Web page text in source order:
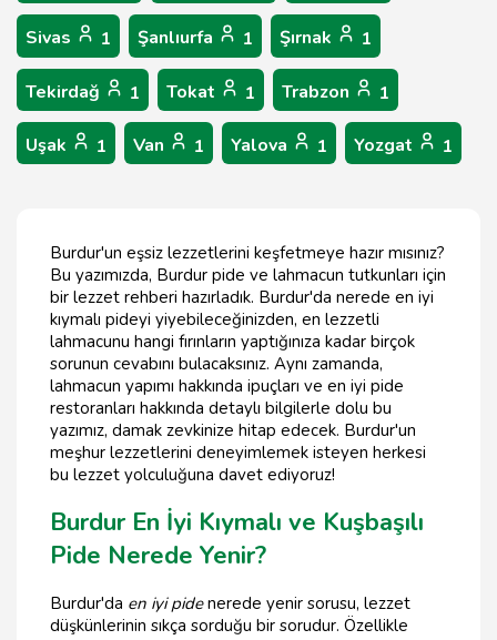
Sivas 1 Şanlıurfa 1 Şırnak 1
Tekirdağ 1 Tokat 1 Trabzon 1
Uşak 1 Van 1 Yalova 1 Yozgat 1
Burdur'un eşsiz lezzetlerini keşfetmeye hazır mısınız?
Bu yazımızda, Burdur pide ve lahmacun tutkunları için
bir lezzet rehberi hazırladık. Burdur'da nerede en iyi
kıymalı pideyi yiyebileceğinizden, en lezzetli
lahmacunu hangi fırınların yaptığınıza kadar birçok
sorunun cevabını bulacaksınız. Aynı zamanda,
lahmacun yapımı hakkında ipuçları ve en iyi pide
restoranları hakkında detaylı bilgilerle dolu bu
yazımız, damak zevkinize hitap edecek. Burdur'un
meşhur lezzetlerini deneyimlemek isteyen herkesi
bu lezzet yolculuğuna davet ediyoruz!
Burdur En İyi Kıymalı ve Kuşbaşılı
Pide Nerede Yenir?
Burdur'da en iyi pidenerede yenir sorusu, lezzet
düşkünlerinin sıkça sorduğu bir sorudur. Özellikle